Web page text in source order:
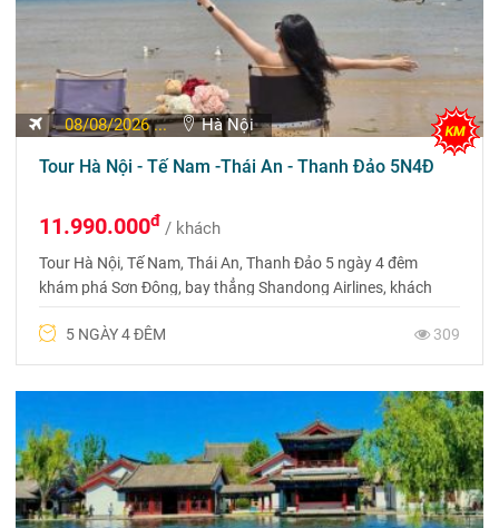
08/08/2026 ... Hà Nội
Tour Hà Nội - Tế Nam -Thái An - Thanh Đảo 5N4Đ
11.990.000đ / khách
Tour Hà Nội, Tế Nam, Thái An, Thanh Đảo 5 ngày 4 đêm
khám phá Sơn Đông, bay thẳng Shandong Airlines, khách
0969 566 598
5 NGÀY 4 ĐÊM 309